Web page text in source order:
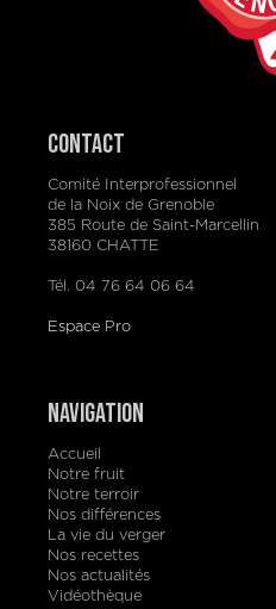
Contact
Comité Interprofessionnel
de la Noix de Grenoble
385 Route de Saint-Marcellin
38160 CHATTE
Tél. 04 76 64 06 64
Espace Pro
Navigation
Accueil
Notre fruit
Notre terroir
Nos différences
La vie du verger
Nos recettes
Nos actualités
Vidéothèque